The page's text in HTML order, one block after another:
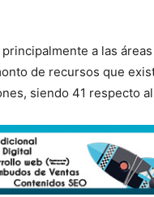
a las
de recursos que
siendo 41 respecto